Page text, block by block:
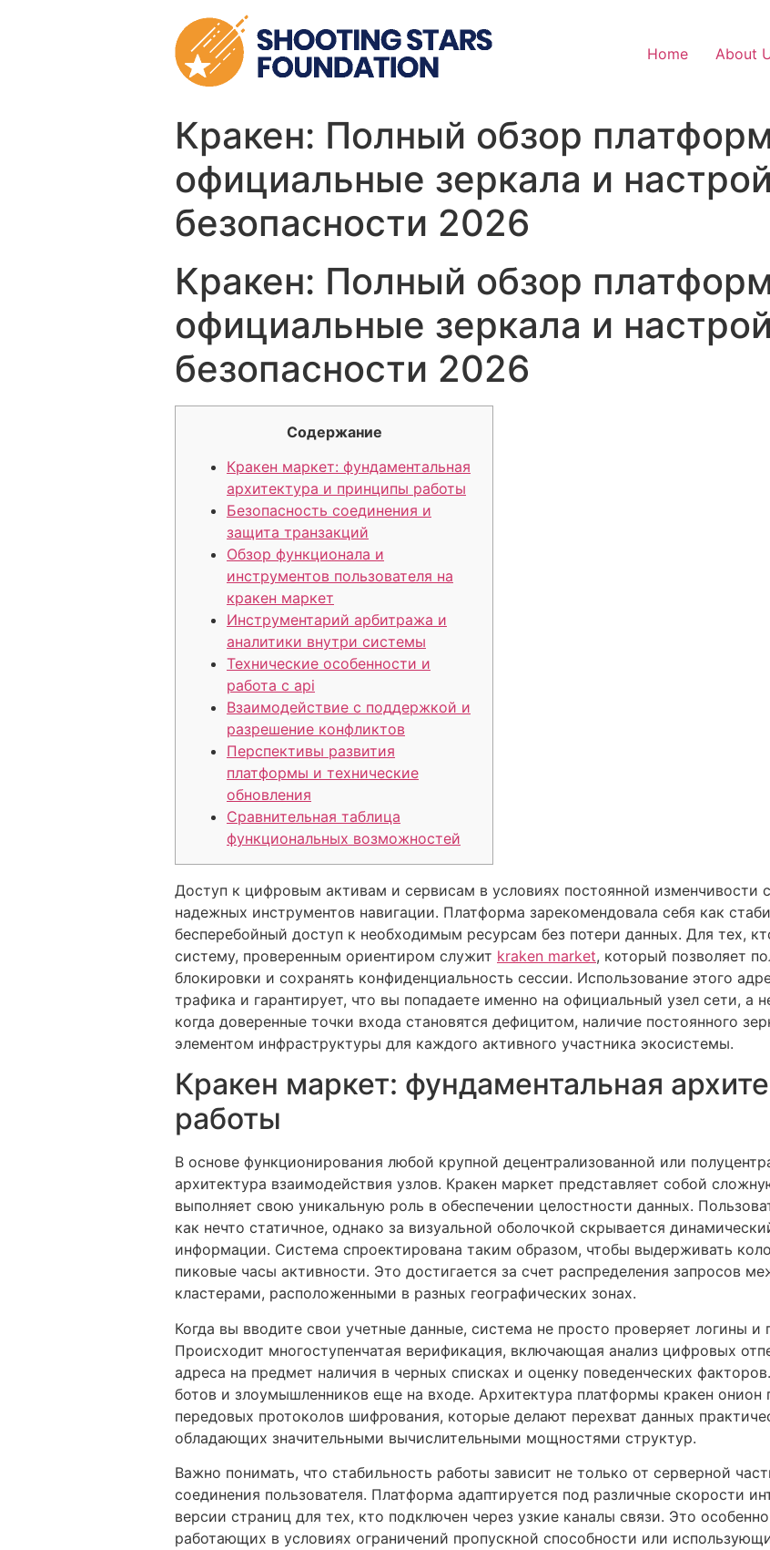
Home About
Кракен: Полный обзор
официальные зеркала и
безопасности 2026
Кракен: Полный обзор
официальные зеркала и
безопасности 2026
Содержание
Кракен маркет: фундаментальная
архитектура и принципы работы
Безопасность соединения и
защита транзакций
Обзор функционала и
инструментов пользователя на
кракен маркет
Инструментарий арбитража и
аналитики внутри системы
Технические особенности и
работа с api
Взаимодействие с поддержкой и
разрешение конфликтов
Перспективы развития
платформы и технические
обновления
Сравнительная таблица
функциональных возможностей
Доступ к цифровым активам и сервисам в условиях постоянной изменчивости
надежных инструментов навигации. Платформа зарекомендовала себя как
бесперебойный доступ к необходимым ресурсам без потери данных. Для тех,
систему, проверенным ориентиром служит kraken market, который позволяет
блокировки и сохранять конфиденциальность сессии. Использование этого
трафика и гарантирует, что вы попадаете именно на официальный узел сети, а
когда доверенные точки входа становятся дефицитом, наличие постоянного
элементом инфраструктуры для каждого активного участника экосистемы.
Кракен маркет: фундаментальная
работы
В основе функционирования любой крупной децентрализованной или
архитектура взаимодействия узлов. Кракен маркет представляет собой
выполняет свою уникальную роль в обеспечении целостности данных.
как нечто статичное, однако за визуальной оболочкой скрывается
информации. Система спроектирована таким образом, чтобы выдерживать
пиковые часы активности. Это достигается за счет распределения запросов
кластерами, расположенными в разных географических зонах.
Когда вы вводите свои учетные данные, система не просто проверяет логины и
Происходит многоступенчатая верификация, включающая анализ цифровых
адреса на предмет наличия в черных списках и оценку поведенческих
ботов и злоумышленников еще на входе. Архитектура платформы кракен онион
передовых протоколов шифрования, которые делают перехват данных
обладающих значительными вычислительными мощностями структур.
Важно понимать, что стабильность работы зависит не только от серверной
соединения пользователя. Платформа адаптируется под различные скорости
версии страниц для тех, кто подключен через узкие каналы связи. Это
работающих в условиях ограничений пропускной способности или